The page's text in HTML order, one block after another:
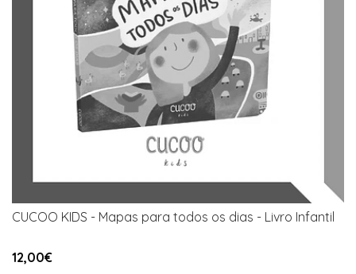
CUCOO KIDS - Mapas para todos os dias - Livro Infantil
12,00€